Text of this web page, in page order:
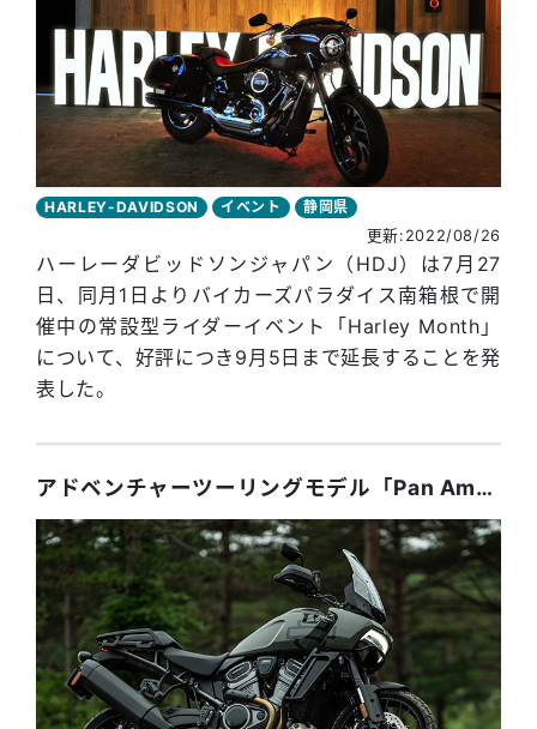
HARLEY-DAVIDSON イベント
静岡県
更新:2022/08/26
ハーレーダビッドソンジャパン（HDJ）は7月27
日、同月1日よりバイカーズパラダイス南箱根で開
催中の常設型ライダーイベント「Harley Month」
について、好評につき9月5日まで延長することを発
表した。
アドベンチャーツーリングモデル「Pan America」登場。安定した走行と停車時の快適な足つきを両立